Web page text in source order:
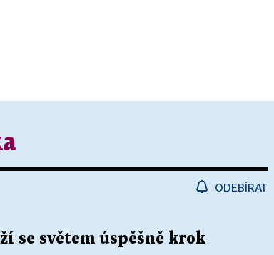
ODEBÍRAT
se světem úspěšně krok